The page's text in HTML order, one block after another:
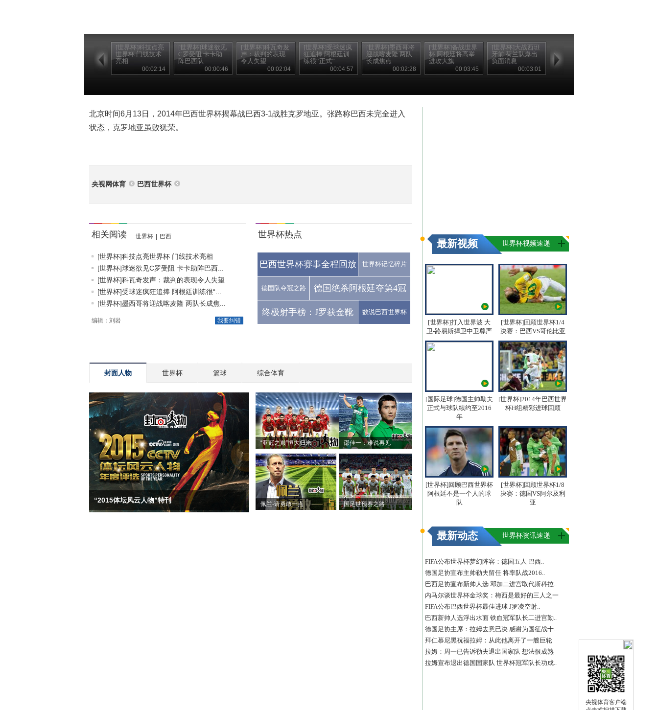
央视体育客户端
[世界杯]科技点亮
世界杯 门线技术
亮相
00:02:14
[世界杯]球迷欲见
C罗受阻 卡卡助
阵巴西队
00:00:46
[世界杯]科瓦奇发
声：裁判的表现
令人失望
00:02:04
[世界杯]受球迷疯
狂追捧 阿根廷训
练很“正式”
00:04:57
[世界杯]墨西哥将
迎战喀麦隆 两队
长成焦点
00:02:28
[世界杯]备战世界
杯 阿根廷将高举
进攻大旗
00:03:45
[世界杯]大战西班
牙前 荷兰队爆出
负面消息
00:03:01
北京时间6月13日，2014年巴西世界杯揭幕战巴西3-1战胜克罗地亚。张路称巴西未完全进入
状态，克罗地亚虽败犹荣。
央视网体育 巴西世界杯
相关阅读 世界杯 巴西
[世界杯]科技点亮世界杯 门线技术亮相
[世界杯]球迷欲见C罗受阻 卡卡助阵巴西...
[世界杯]科瓦奇发声：裁判的表现令人失望
[世界杯]受球迷疯狂追捧 阿根廷训练很“...
[世界杯]墨西哥将迎战喀麦隆 两队长成焦...
我要纠错
编辑：刘岩
世界杯热点
巴西世界杯赛事全程回放 世界杯记忆碎片
德国队夺冠之路 德国绝杀阿根廷夺第4冠
终极射手榜：J罗获金靴 数说巴西世界杯
封面人物 世界杯 篮球 综合体育
“2015体坛风云人物”特刊
“亚冠之巅”恒大归来 邵佳一：难说再见
佩兰-请勇敢一点 国足世预赛之路
最新视频 世界杯视频速递
[世界杯]打入世界波 大
卫-路易斯捍卫中卫尊严
[世界杯]回顾世界杯1/4
决赛：巴西VS哥伦比亚
[国际足球]德国主帅勒夫
正式与球队续约至2016
年
[世界杯]2014年巴西世界
杯H组精彩进球回顾
[世界杯]回顾巴西世界杯
阿根廷不是一个人的球
队
[世界杯]回顾世界杯1/8
决赛：德国VS阿尔及利
亚
最新动态 世界杯资讯速递
FIFA公布世界杯梦幻阵容：德国五人 巴西..
德国足协宣布主帅勒夫留任 将率队战2016..
巴西足协宣布新帅人选 邓加二进宫取代斯科拉..
内马尔谈世界杯金球奖：梅西是最好的三人之一
FIFA公布巴西世界杯最佳进球 J罗凌空射..
巴西新帅人选浮出水面 铁血冠军队长二进宫勤..
德国足协主席：拉姆去意已决 感谢为国征战十..
拜仁慕尼黑祝福拉姆：从此他离开了一艘巨轮
拉姆：周一已告诉勒夫退出国家队 想法很成熟
拉姆宣布退出德国国家队 世界杯冠军队长功成..